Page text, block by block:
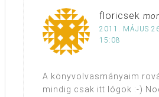
floricsek
2011. MÁJUS
15:08
A könyvolvasmányaim
mindig csak itt lógok :-)